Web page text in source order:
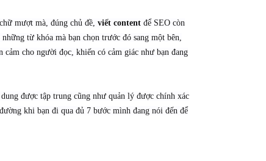
mượt mà, đúng chủ đề, viết content để SEO còn
từ khóa mà bạn chọn trước đó sang một bên,
cho người đọc, khiến có cảm giác như bạn đang
được tập trung cũng như quản lý được chính xác
khi bạn đi qua đủ 7 bước mình đang nói đến để